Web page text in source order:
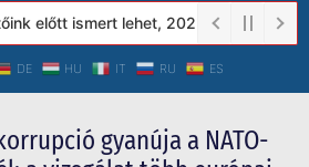
ismert lehet, 2023-tól a Védett
DE HU IT RU ES
gyanúja a NATO-